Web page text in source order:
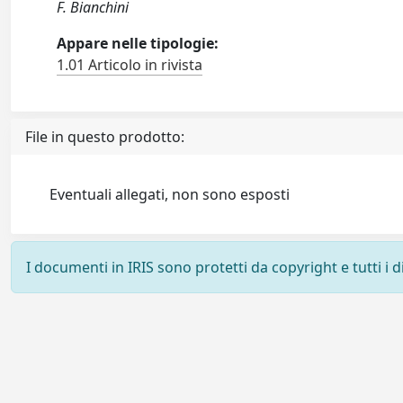
F. Bianchini
Appare nelle tipologie:
1.01 Articolo in rivista
File in questo prodotto:
Eventuali allegati, non sono esposti
I documenti in IRIS sono protetti da copyright e tutti i